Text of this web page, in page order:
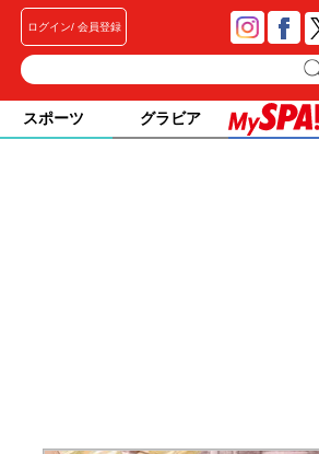
ログイン 会員登録
スポーツ グラビア